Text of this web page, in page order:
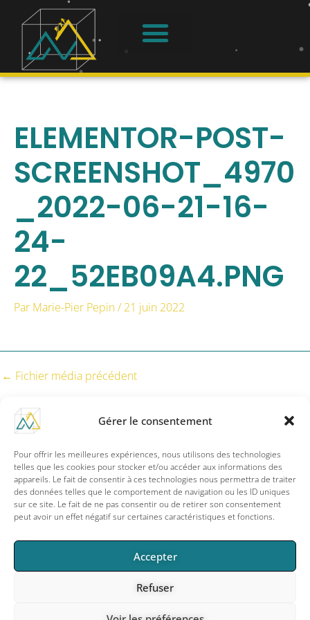
Gérer le consentement
Pour offrir les meilleures expériences, nous utilisons des technologies
telles que les cookies pour stocker et/ou accéder aux informations des
appareils. Le fait de consentir à ces technologies nous permettra de traiter
des données telles que le comportement de navigation ou les ID uniques
sur ce site. Le fait de ne pas consentir ou de retirer son consentement
peut avoir un effet négatif sur certaines caractéristiques et fonctions.
Accepter
Refuser
ELEMENTOR-POST-
SCREENSHOT_4970
_2022-06-21-16-
24-
22_52EB09A4.PNG
Par Marie-Pier Pepin/ 21 juin 2022
← Fichier média précédent
F
a
c
e
b
o
o
-
I
n
s
t
a
g
m
info@m3mouvement.com
M3. Mouvement – Dimension humaine
Conditions d’utilisations